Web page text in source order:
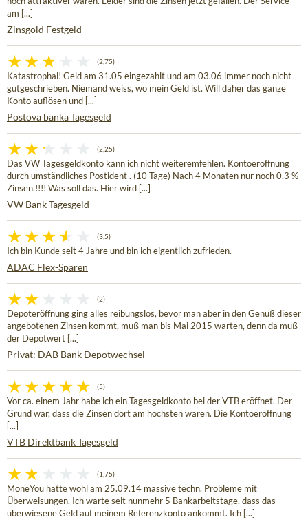
am [...]
Zinsgold Festgeld
(2,75)
Katastrophal! Geld am 31.05 eingezahlt und am 03.06 immer noch nicht
gutgeschrieben. Niemand weiss, wo mein Geld ist. Will daher das ganze
Konto auflösen und [...]
Postova banka Tagesgeld
(2,25)
Das VW Tagesgeldkonto kann ich nicht weiteremfehlen. Kontoeröffnung
durch umständliches Postident . (10 Tage) Nach 4 Monaten nur noch 0,3 %
Zinsen.!!!! Was soll das. Hier wird [...]
VW Bank Tagesgeld
(3,5)
Ich bin Kunde seit 4 Jahre und bin ich eigentlich zufrieden.
ADAC Flex-Sparen
(2)
Depoteröffnung ging alles reibungslos, bevor man aber in den Genuß dieser
angebotenen Zinsen kommt, muß man bis Mai 2015 warten, denn da muß
der Depotwert [...]
Privat: DAB Bank Depotwechsel
(5)
Vor ca. einem Jahr habe ich ein Tagesgeldkonto bei der VTB eröffnet. Der
Grund war, dass die Zinsen dort am höchsten waren. Die Kontoeröffnung
[...]
VTB Direktbank Tagesgeld
(1,75)
MoneYou hatte wohl am 25.09.14 massive techn. Probleme mit
Überweisungen. Ich warte seit nunmehr 5 Bankarbeitstage, dass das
überwiesene Geld auf meinem Referenzkonto ankommt. Ich [...]